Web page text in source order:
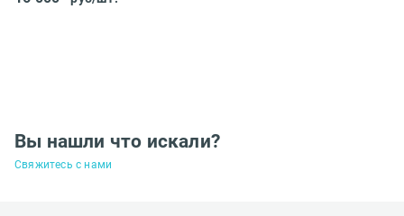
Вы нашли что искали?
Свяжитесь с нами